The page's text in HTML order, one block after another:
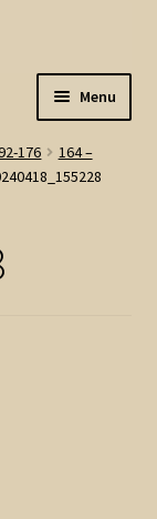
Menu
176
164 –